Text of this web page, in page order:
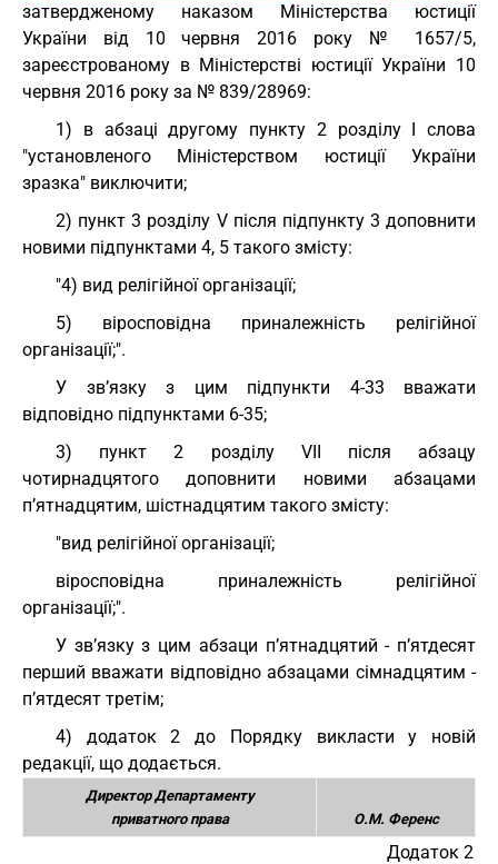
затвердженому наказом Міністерства юстиції
України від 10 червня 2016 року № 1657/5,
зареєстрованому в Міністерстві юстиції України 10
червня 2016 року за № 839/28969:
1) в абзаці другому пункту 2 розділу I слова
"установленого Міністерством юстиції України
зразка" виключити;
2) пункт 3 розділу V після підпункту 3 доповнити
новими підпунктами 4, 5 такого змісту:
"4) вид релігійної організації;
5) віросповідна приналежність релігійної
організації;".
У зв’язку з цим підпункти 4-33 вважати
відповідно підпунктами 6-35;
3) пункт 2 розділу VII після абзацу
чотирнадцятого доповнити новими абзацами
п’ятнадцятим, шістнадцятим такого змісту:
"вид релігійної організації;
віросповідна приналежність релігійної
організації;".
У зв’язку з цим абзаци п’ятнадцятий - п’ятдесят
перший вважати відповідно абзацами сімнадцятим -
п’ятдесят третім;
4) додаток 2 до Порядку викласти у новій
редакції, що додається.
Директор Департаменту
приватного права
О.М. Ференс
Додаток 2